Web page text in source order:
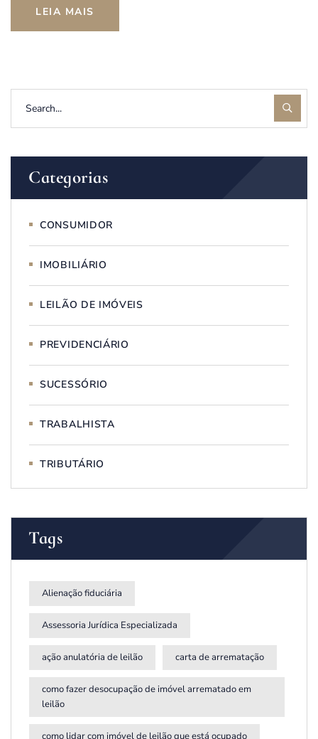
LEIA MAIS
Categorias
CONSUMIDOR
IMOBILIÁRIO
LEILÃO DE IMÓVEIS
PREVIDENCIÁRIO
SUCESSÓRIO
TRABALHISTA
TRIBUTÁRIO
Tags
Alienação fiduciária
Assessoria Jurídica Especializada
ação anulatória de leilão carta de arrematação
como fazer desocupação de imóvel arrematado em
leilão
como lidar com imóvel de leilão que está ocupado